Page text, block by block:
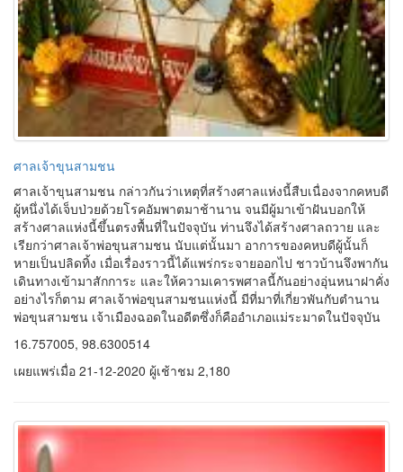
ศาลเจ้าขุนสามชน กล่าวกันว่าเหตุที่สร้างศาลแห่งนี้สืบเนื่องจากคหบดี
ผู้หนึ่งได้เจ็บป่วยด้วยโรคอัมพาตมาช้านาน จนมีผู้มาเข้าฝันบอกให้
สร้างศาลแห่งนี้ขึ้นตรงพื้นที่ในปัจจุบัน ท่านจึงได้สร้างศาลถวาย และ
เรียกว่าศาลเจ้าพ่อขุนสามชน นับแต่นั้นมา อาการของคหบดีผู้นั้นก็
หายเป็นปลิดทิ้ง เมื่อเรื่องราวนี้ได้แพร่กระจายออกไป ชาวบ้านจึงพากัน
เดินทางเข้ามาสักการะ และให้ความเคารพศาลนี้กันอย่างอุ่นหนาฝาคั่ง
อย่างไรก็ตาม ศาลเจ้าพ่อขุนสามชนแห่งนี้ มีที่มาที่เกี่ยวพันกับตำนาน
พ่อขุนสามชน เจ้าเมืองฉอดในอดีตซึ่งก็คืออำเภอแม่ระมาดในปัจจุบัน
16.757005, 98.6300514
เผยแพร่เมื่อ 21-12-2020 ผู้เช้าชม 2,180